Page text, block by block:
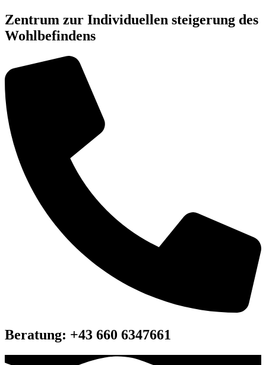
Zentrum zur Individuellen steigerung des
Wohlbefindens
Beratung: +43 660 6347661